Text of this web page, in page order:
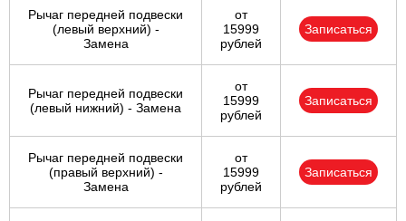
Рычаг передней подвески
(левый верхний) -
Замена
от
15999
рублей
Записаться
Рычаг передней подвески
(левый нижний) - Замена
от
15999
рублей
Записаться
Рычаг передней подвески
(правый верхний) -
Замена
от
15999
рублей
Записаться